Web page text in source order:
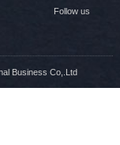
Follow us
Business Co,.Ltd